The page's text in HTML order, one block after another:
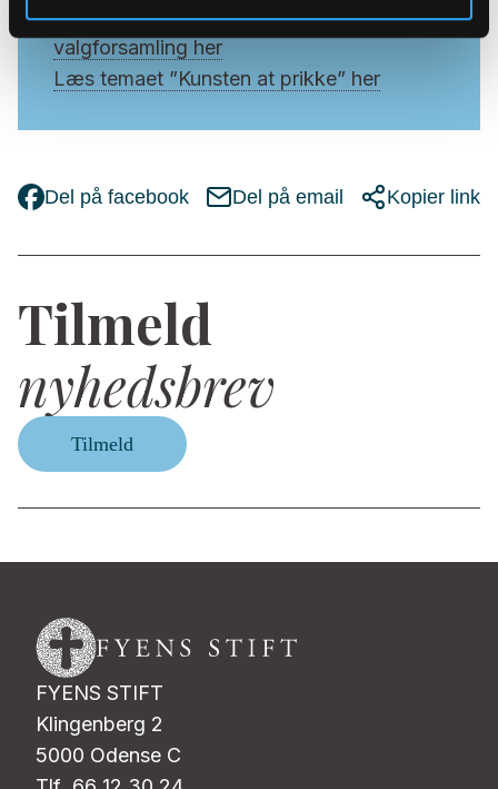
Læs Cirkulære om orienteringsmøde og
valgforsamling her
Læs temaet ”Kunsten at prikke” her
Del på facebook Del på email Kopier link
Tilmeld
nyhedsbrev
Tilmeld
FYENS STIFT
Klingenberg 2
5000 Odense C